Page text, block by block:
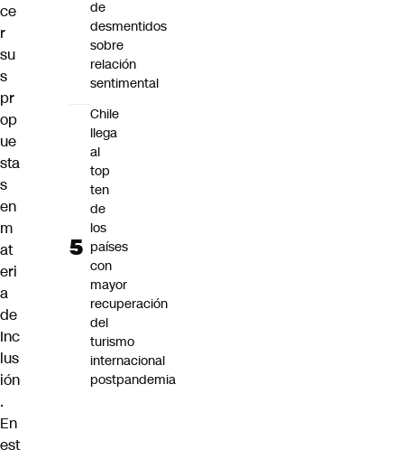
ce
r
su
s
pr
op
ue
sta
s
en
m
at
eri
a
de
Inc
lus
ión
.
En
est
de
desmentidos
sobre
relación
sentimental
Chile
llega
al
top
ten
de
los
países
con
mayor
recuperación
del
turismo
internacional
postpandemia